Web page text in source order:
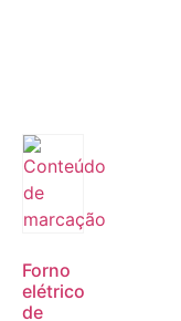
Forno
elétrico
de